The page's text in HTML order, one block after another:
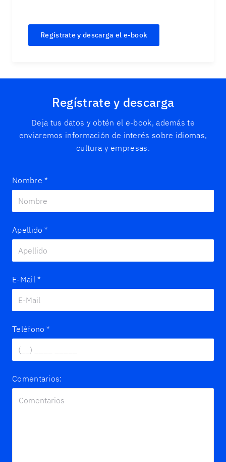
Regístrate y descarga el e-book
Regístrate y descarga
Deja tus datos y obtén el e-book, además te
enviaremos información de interés sobre idiomas,
cultura y empresas.
Nombre *
Apellido *
E-Mail *
Teléfono *
Comentarios: